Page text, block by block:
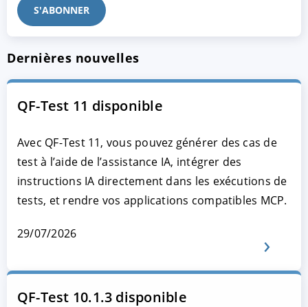
Dernières nouvelles
QF-Test 11 disponible
Avec QF-Test 11, vous pouvez générer des cas de
test à l’aide de l’assistance IA, intégrer des
instructions IA directement dans les exécutions de
tests, et rendre vos applications compatibles MCP.
29/07/2026
QF-Test 10.1.3 disponible